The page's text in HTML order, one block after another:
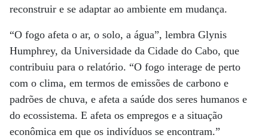
reconstruir e se adaptar ao ambiente em mudança.
“O fogo afeta o ar, o solo, a água”, lembra Glynis
Humphrey, da Universidade da Cidade do Cabo, que
contribuiu para o relatório. “O fogo interage de perto
com o clima, em termos de emissões de carbono e
padrões de chuva, e afeta a saúde dos seres humanos e
do ecossistema. E afeta os empregos e a situação
econômica em que os indivíduos se encontram.”